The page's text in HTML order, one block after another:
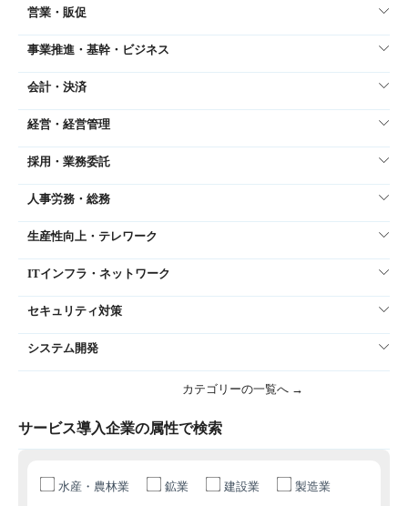
営業・販促
事業推進・基幹・ビジネス
会計・決済
経営・経営管理
採用・業務委託
人事労務・総務
生産性向上・テレワーク
ITインフラ・ネットワーク
セキュリティ対策
システム開発
カテゴリーの一覧へ →
サービス導入企業の属性で検索
水産・農林業 鉱業 建設業 製造業